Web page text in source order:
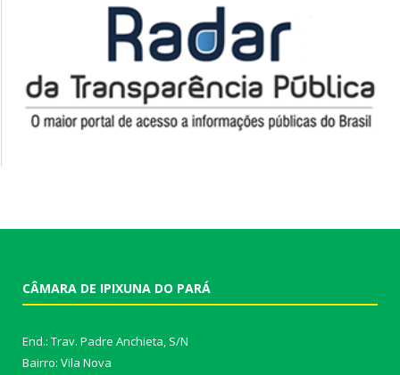
CÂMARA DE IPIXUNA DO PARÁ
End.: Trav. Padre Anchieta, S/N
Bairro: Vila Nova